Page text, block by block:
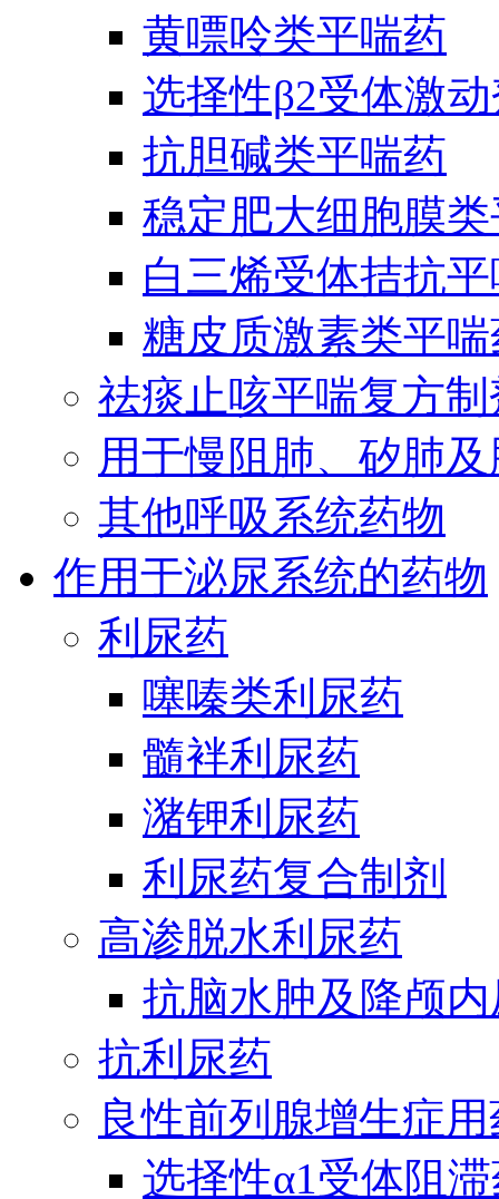
黄嘌呤类平喘药
选择性β2受体激
抗胆碱类平喘药
稳定肥大细胞膜
白三烯受体拮抗
糖皮质激素类平
祛痰止咳平喘复方制
用于慢阻肺、矽肺
其他呼吸系统药物
作用于泌尿系统的药物
利尿药
噻嗪类利尿药
髓袢利尿药
潴钾利尿药
利尿药复合制剂
高渗脱水利尿药
抗脑水肿及降颅
抗利尿药
良性前列腺增生症
选择性α1受体阻